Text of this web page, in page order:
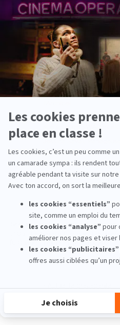
Johann Audiffren,
chez Believe
Thomas Koffi,
MAP
Prix ICART Sessions
Michèle Domi,
business
Rina Seegoolam,
Cyrille Baron, Booker et
et photographe
Thomas Koffi,
MAP
Gratuit sur réservation :Je m'inscris
📍Où : Le Hasard Ludique, 128
🗓️ Quand : Les 13 et 14 mars 2025